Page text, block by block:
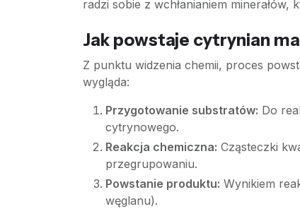
radzi sobie z wchłanianiem
Jak powstaje cytrynian
Z punktu widzenia chemii, proces
wygląda:
Przygotowanie substratów: Do
cytrynowego.
Reakcja chemiczna: Cząsteczki
przegrupowaniu.
Powstanie produktu: Wynikiem
węglanu).